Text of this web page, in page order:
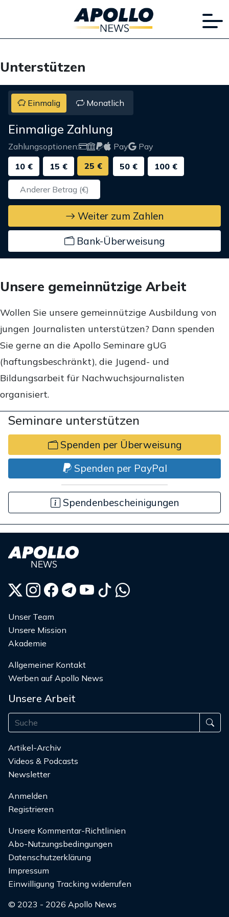
Unterstützen
Einmalig Monatlich
Einmalige Zahlung
Zahlungsoptionen: Pay
Pay
10 €
15 € 25 € 50 € 100 €
Weiter zum Zahlen
Bank-Überweisung
Unsere gemeinnützige Arbeit
Wollen Sie unsere gemeinnützige Ausbildung von
jungen Journalisten unterstützen? Dann spenden
Sie gerne an die Apollo Seminare gUG
(haftungsbeschränkt), die Jugend- und
Bildungsarbeit für Nachwuchsjournalisten
organisiert.
Seminare unterstützen
Spenden per Überweisung
Spenden per PayPal
Spendenbescheinigungen
Unser Team
Unsere Mission
Akademie
Allgemeiner Kontakt
Werben auf Apollo News
Unsere Arbeit
Artikel-Archiv
Videos & Podcasts
Newsletter
Anmelden
Registrieren
Unsere Kommentar-Richtlinien
Abo-Nutzungsbedingungen
Datenschutzerklärung
Impressum
Einwilligung Tracking widerrufen
© 2023 - 2026 Apollo News